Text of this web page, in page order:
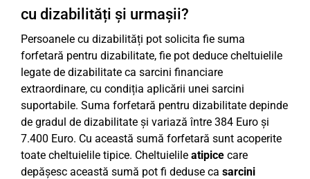
cu dizabilități și urmașii?
Persoanele cu dizabilități pot solicita fie suma
forfetară pentru dizabilitate, fie pot deduce cheltuielile
legate de dizabilitate ca sarcini financiare
extraordinare, cu condiția aplicării unei sarcini
suportabile. Suma forfetară pentru dizabilitate depinde
de gradul de dizabilitate și variază între 384 Euro și
7.400 Euro. Cu această sumă forfetară sunt acoperite
toate cheltuielile tipice. Cheltuielile atipice care
depășesc această sumă pot fi deduse ca sarcini